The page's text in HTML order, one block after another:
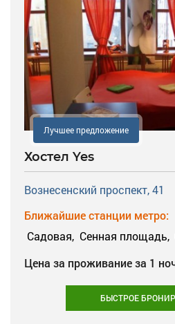
Лучшее предложение
Хостел Yes
Вознесенский проспект, 41
Ближайшие станции метро:
Садовая, Сенная площадь,
Цена за проживание за 1
БЫСТРОЕ